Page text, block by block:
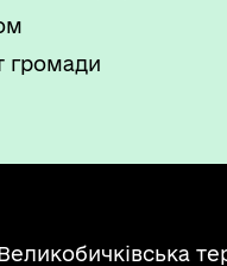
громади